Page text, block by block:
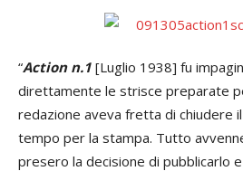
“Action n.1 [Luglio 1938] fu
direttamente le strisce preparate
redazione aveva fretta di chiudere
tempo per la stampa. Tutto
presero la decisione di pubblicarlo